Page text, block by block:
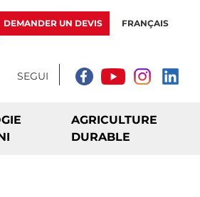
DEMANDER UN DEVIS FRANÇAIS
AGRICULTURE
DURABLE